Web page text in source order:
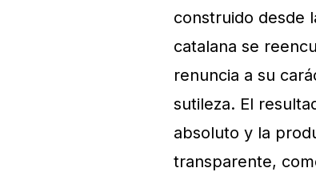
construido desde
catalana se
renuncia a su
sutileza. El
absoluto y la
transparente,